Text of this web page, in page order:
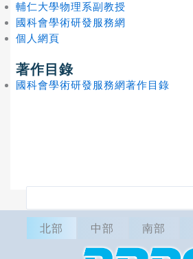
輔仁大學物理系副教授
國科會學術研發服務網
個人網頁
著作目錄
國科會學術研發服務網著作目錄
尋
北部 中部 南部